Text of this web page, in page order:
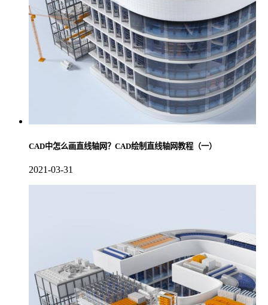
CAD中怎么画直线轴网？CAD绘制直线轴网教程（一）
2021-03-31